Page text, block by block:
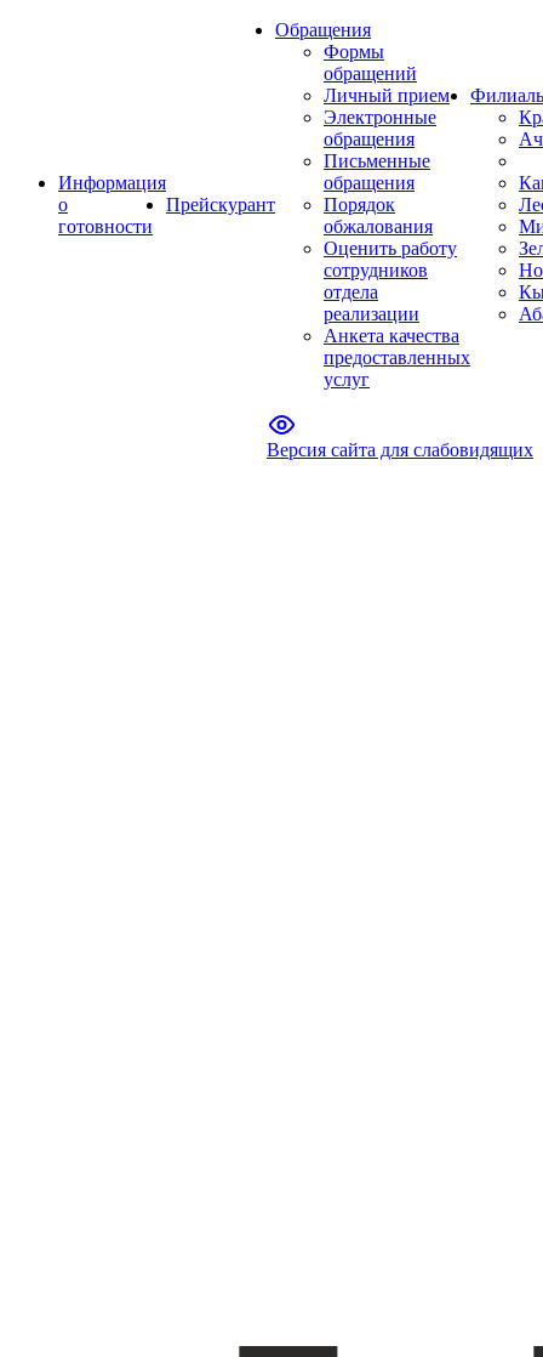
Информация
о
готовности
Прейскурант
Обращения
Формы
обращений
Личный прием
Электронные
обращения
Письменные
обращения
Порядок
обжалования
Оценить работу
сотрудников
отдела
реализации
Анкета качества
предоставленных
услуг
Версия сайта для слабовидящих